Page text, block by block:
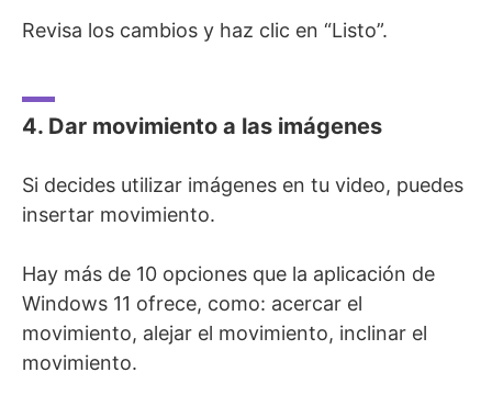
Revisa los cambios y haz clic en “Listo”.
4. Dar movimiento a las imágenes
Si decides utilizar imágenes en tu video, puedes
insertar movimiento.
Hay más de 10 opciones que la aplicación de
Windows 11 ofrece, como: acercar el
movimiento, alejar el movimiento, inclinar el
movimiento.